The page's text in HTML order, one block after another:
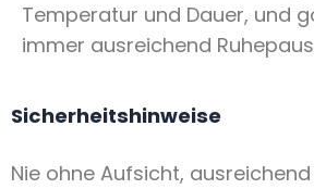
Temperatur und Dauer, und
immer ausreichend
Sicherheitshinweise
Nie ohne Aufsicht,